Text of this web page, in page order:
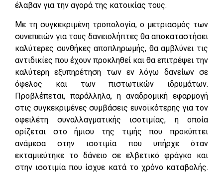
έλαβαν για την αγορά της κατοικίας τους.
Με τη συγκεκριμένη τροπολογία, ο μετριασμός των
συνεπειών για τους δανειολήπτες θα αποκαταστήσει
καλύτερες συνθήκες αποπληρωμής, θα αμβλύνει τις
αντιδικίες που έχουν προκληθεί και θα επιτρέψει την
καλύτερη εξυπηρέτηση των εν λόγω δανείων σε
όφελος και των πιστωτικών ιδρυμάτων.
Προβλέπεται, παράλληλα, η αναδρομική εφαρμογή
στις συγκεκριμένες συμβάσεις ευνοϊκότερης για τον
οφειλέτη συναλλαγματικής ισοτιμίας, η οποία
ορίζεται στο ήμισυ της τιμής που προκύπτει
ανάμεσα στην ισοτιμία που υπήρχε όταν
εκταμιεύτηκε το δάνειο σε ελβετικό φράγκο και
στην ισοτιμία που ίσχυε κατά το χρόνο καταβολής.